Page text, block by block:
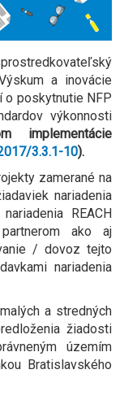
a inovácie
o poskytnutie NFP
výkonnosti
implementácie
3.3.1-10).
zamerané na
nariadenia
REACH
ako aj
/ dovoz tejto
nariadenia
a stredných
žiadosti
územím
Bratislavského